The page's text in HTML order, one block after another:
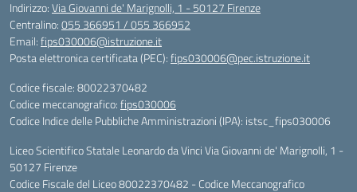
Indirizzo:Via Giovanni de' Marignolli, 1 - 50127 Firenze
Centralino:055 366951 / 055 366952
Email:fips030006@istruzione.it
Posta elettronica certificata (PEC):fips030006@pec.istruzione.it
Codice fiscale: 80022370482
Codice meccanografico:fips030006
Codice Indice delle Pubbliche Amministrazioni (IPA): istsc_fips030006
Liceo Scientifico Statale Leonardo da Vinci Via Giovanni de' Marignolli, 1 -
50127 Firenze
Codice Fiscale del Liceo 80022370482 - Codice Meccanografico